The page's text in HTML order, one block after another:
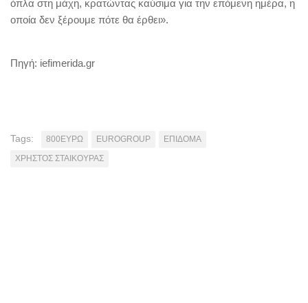
όπλα στη μάχη, κρατώντας καύσιμα για την επόμενη ημέρα, η
οποία δεν ξέρουμε πότε θα έρθει».
Πηγή: iefimerida.gr
Tags: 800ΕΥΡΩ EUROGROUP
ΕΠΙΔΟΜΑ
ΧΡΗΣΤΟΣ ΣΤΑΙΚΟΥΡΑΣ